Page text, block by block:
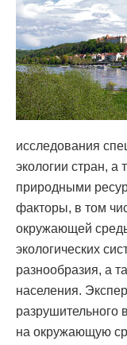
исследования
экологии стран, а
природными
факторы, в том
окружающей
экологических
разнообразия, а
населения.
разрушительного
на окружающую